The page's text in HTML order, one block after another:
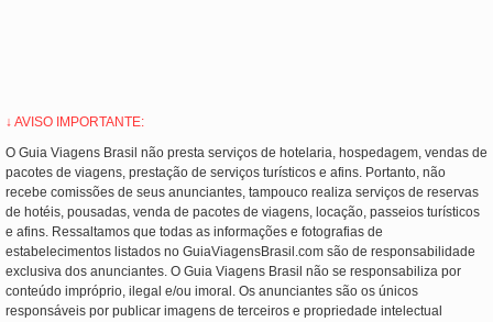
↓ AVISO IMPORTANTE:
O Guia Viagens Brasil não presta serviços de hotelaria, hospedagem, vendas de
pacotes de viagens, prestação de serviços turísticos e afins. Portanto, não
recebe comissões de seus anunciantes, tampouco realiza serviços de reservas
de hotéis, pousadas, venda de pacotes de viagens, locação, passeios turísticos
e afins. Ressaltamos que todas as informações e fotografias de
estabelecimentos listados no GuiaViagensBrasil.com são de responsabilidade
exclusiva dos anunciantes. O Guia Viagens Brasil não se responsabiliza por
conteúdo impróprio, ilegal e/ou imoral. Os anunciantes são os únicos
responsáveis por publicar imagens de terceiros e propriedade intelectual